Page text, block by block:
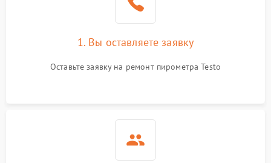
1. Вы оставляете заявку
Оставьте заявку на ремонт пирометра Testo